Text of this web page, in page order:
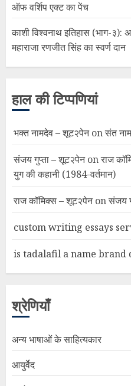
ऑफ वर्शिप एक्ट का पेंच
काशी विश्वनाथ इतिहास (भाग-३):
महाराजा रणजीत सिंह का स्वर्ण दान
हाल की टिप्पणियां
भक्त नामदेव – शूट२पेनonसंत
संजय गुप्ता – शूट२पेनonराज
युग की कहानी (1984-वर्तमान)
राज कॉमिक्स – शूट२पेनonसंजय
custom writing essays
is tadalafil a name brand
श्रेणियाँ
अन्य भाषाओं के साहित्यकार
आयुर्वेद